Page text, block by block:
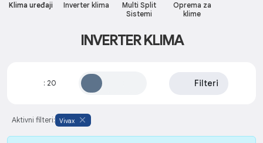
Klima uređaji Inverter klima
Multi Split
Sistemi
Oprema za
klime
INVERTER KLIMA
: 20 Filteri
Aktivni filteri: Vivax